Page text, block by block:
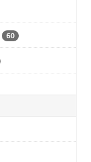
60